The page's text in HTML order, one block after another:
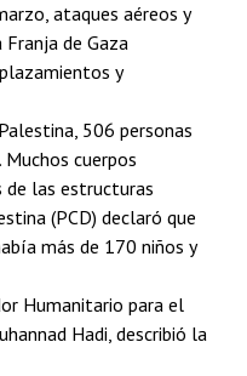
ataques aéreos y
de Gaza
y
506 personas
cuerpos
de las estructuras
(PCD) declaró que
más de 170 niños y
Humanitario para el
Hadi, describió la